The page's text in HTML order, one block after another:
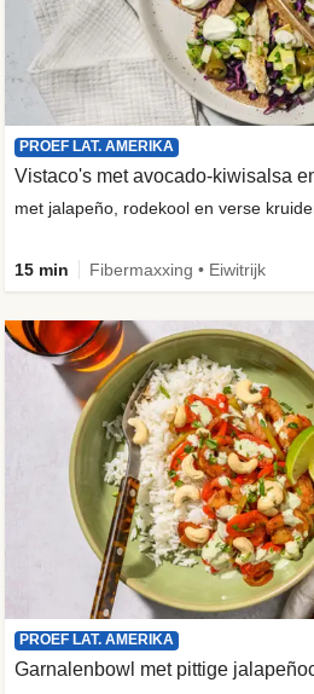
PROEF LAT. AMERIKA
Vistaco's met avocado-kiwisalsa
met jalapeño, rodekool en verse
15 min Fibermaxxing • Eiwitrijk
PROEF LAT. AMERIKA
Garnalenbowl met pittige